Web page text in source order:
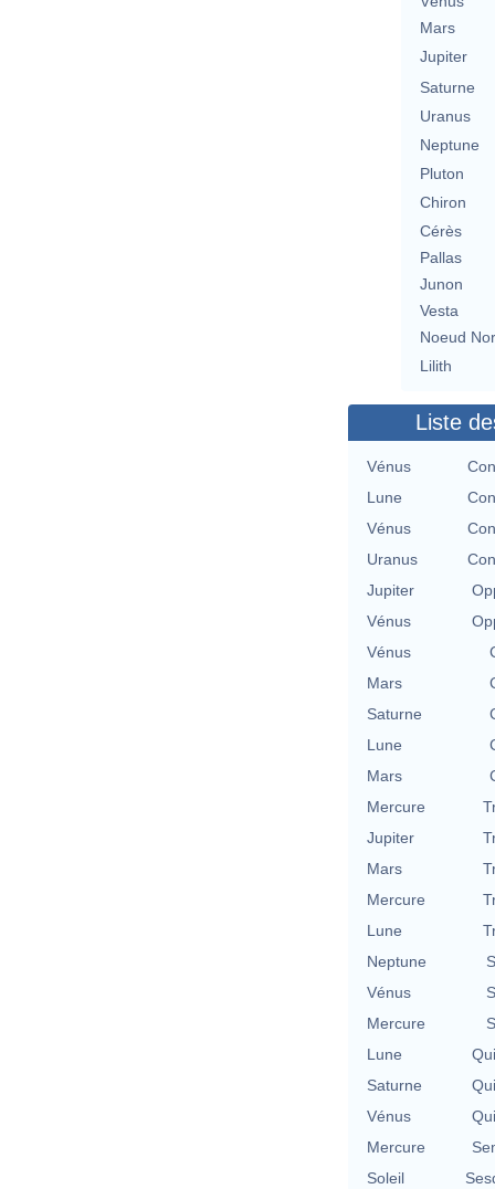
Mars
Jupiter
Saturne
Uranus
Neptune
Pluton
Chiron
Cérès
Pallas
Junon
Vesta
Noeud
Lilith
Liste
Vénus
Lune
Vénus
Uranus
Jupiter
Vénus
Vénus
Mars
Saturne
Lune
Mars
Mercure
Jupiter
Mars
Mercure
Lune
Neptune
Vénus
Mercure
Lune
Saturne
Vénus
Mercure
Soleil